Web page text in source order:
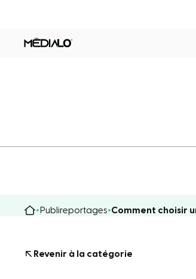
Publireportages Comment choisir
Revenir à la catégorie